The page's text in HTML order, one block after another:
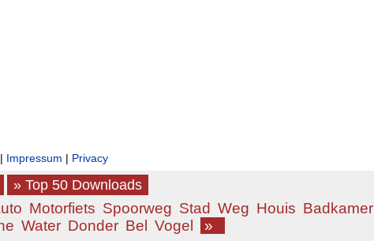
| Impressum | Privacy
» Top 50 Downloads
Motorfiets Spoorweg Stad Weg Houis Badkamer
Water Donder Bel Vogel »